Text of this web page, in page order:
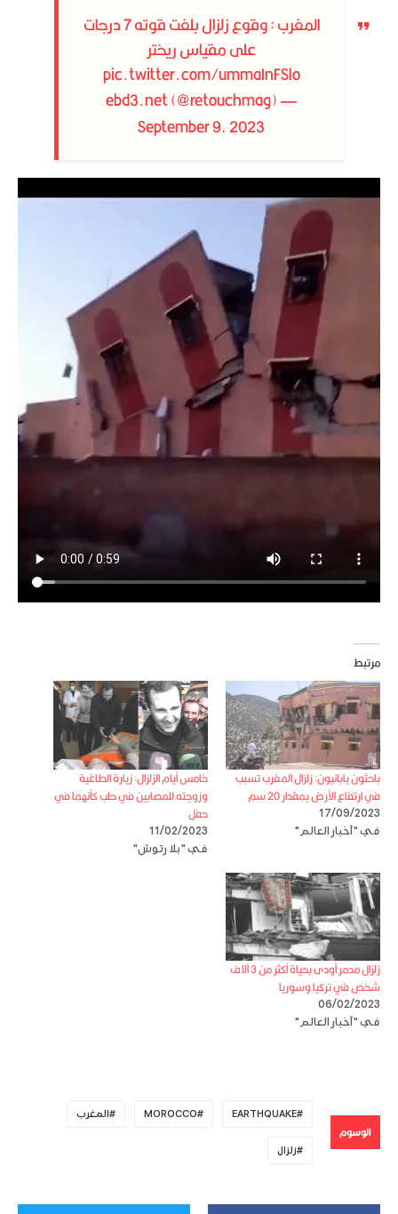
المغرب : وقوع زلزال بلغت قوته 7 درجات
على مقياس ريختر
pic.twitter.com/ummaInFSlo
— ebd3.net (@retouchmag)
September 9, 2023
مرتبط
باحثون يابانيون: زلزال المغرب تسبب
في ارتفاع الأرض بمقدار 20 سم
17/09/2023
في "أخبار العالم"
خامس أيام الزلزال: زيارة الطاغية
وزوجته للمصابين في حلب كأنهما في
حفل
11/02/2023
في "بلا رتوش"
زلزال مدمر أودى بحياة أكثر من 3 آلاف
شخص في تركيا وسوريا
06/02/2023
في "أخبار العالم"
الوسوم
EARTHQUAKE
MOROCCO المغرب
زلزال